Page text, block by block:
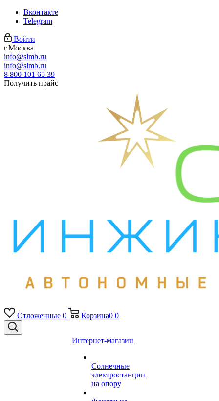
Вконтакте
Telegram
Войти
г.Москва
info@slmb.ru
info@slmb.ru
8 800 101 65 39
Получить прайс
Отложенные 0 Корзина0 0
Интернет-магазин
Солнечные
электростанции
на опору